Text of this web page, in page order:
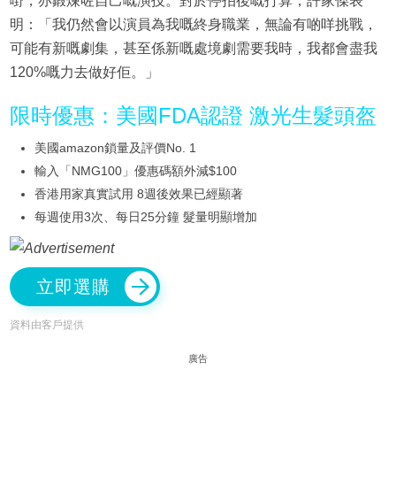
明：「我仍然會以演員為我嘅終身職業，無論有啲咩挑戰，
可能有新嘅劇集，甚至係新嘅處境劇需要我時，我都會盡我
120%嘅力去做好佢。」
限時優惠：美國FDA認證 激光生髮頭盔
美國amazon鎖量及評價No. 1
輸入「NMG100」優惠碼額外減$100
香港用家真實試用 8週後效果已經顯著
每週使用3次、每日25分鐘 髮量明顯增加
立即選購
資料由客戶提供
廣告